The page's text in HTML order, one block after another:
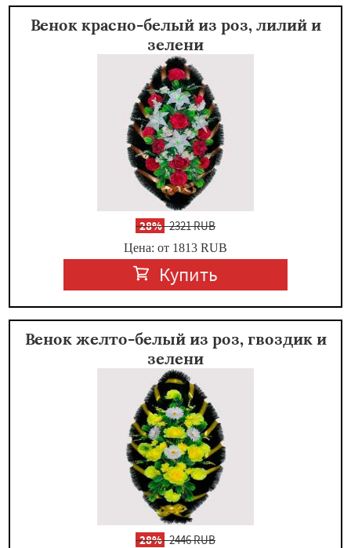
Венок красно-белый из роз, лилий и
зелени
-28%2321 RUB
Цена: от 1813 RUB
Купить
Венок желто-белый из роз, гвоздик и
зелени
-28%2446 RUB